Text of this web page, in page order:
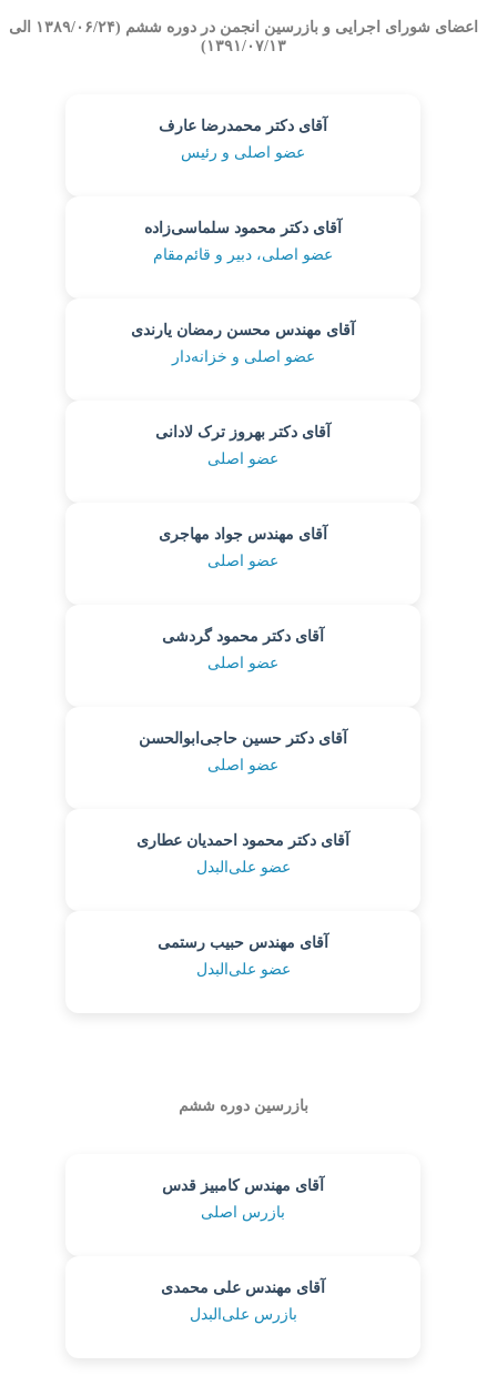
اعضای شورای اجرایی و بازرسین انجمن در دوره ششم (۱۳۸۹/۰۶/۲۴ الی
۱۳۹۱/۰۷/۱۳)
آقای دکتر محمدرضا عارف
عضو اصلی و رئیس
آقای دکتر محمود سلماسی‌زاده
عضو اصلی، دبیر و قائم‌مقام
آقای مهندس محسن رمضان یارندی
عضو اصلی و خزانه‌دار
آقای دکتر بهروز ترک لادانی
عضو اصلی
آقای مهندس جواد مهاجری
عضو اصلی
آقای دکتر محمود گردشی
عضو اصلی
آقای دکتر حسین حاجی‌ابوالحسن
عضو اصلی
آقای دکتر محمود احمدیان عطاری
عضو علی‌البدل
آقای مهندس حبیب رستمی
عضو علی‌البدل
بازرسین دوره ششم
آقای مهندس کامبیز قدس
بازرس اصلی
آقای مهندس علی محمدی
بازرس علی‌البدل